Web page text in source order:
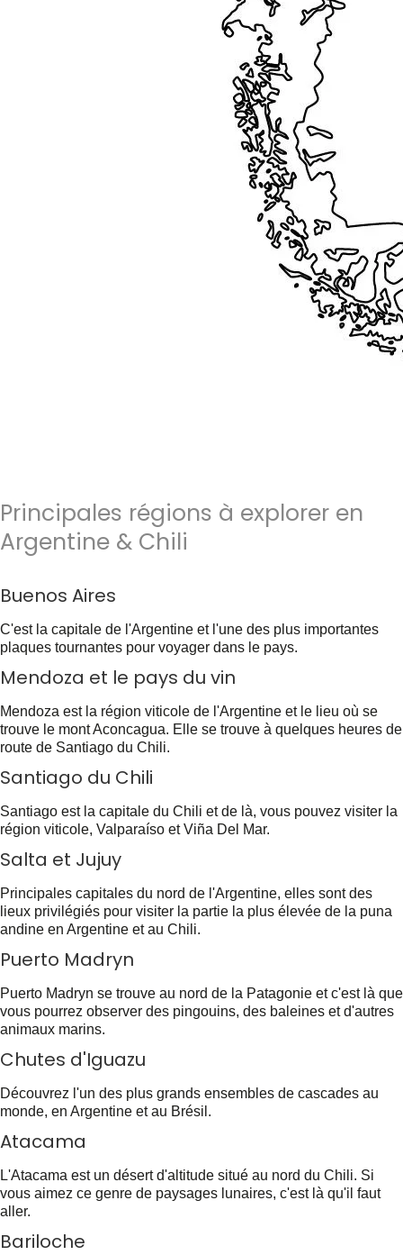
Principales régions à explorer en
Argentine & Chili
Buenos Aires
C'est la capitale de l'Argentine et l'une des plus importantes
plaques tournantes pour voyager dans le pays.
Mendoza et le pays du vin
Mendoza est la région viticole de l'Argentine et le lieu où se
trouve le mont Aconcagua. Elle se trouve à quelques heures de
route de Santiago du Chili.
Santiago du Chili
Santiago est la capitale du Chili et de là, vous pouvez visiter la
région viticole, Valparaíso et Viña Del Mar.
Salta et Jujuy
Principales capitales du nord de l'Argentine, elles sont des
lieux privilégiés pour visiter la partie la plus élevée de la puna
andine en Argentine et au Chili.
Puerto Madryn
Puerto Madryn se trouve au nord de la Patagonie et c'est là que
vous pourrez observer des pingouins, des baleines et d'autres
animaux marins.
Chutes d'Iguazu
Découvrez l'un des plus grands ensembles de cascades au
monde, en Argentine et au Brésil.
Atacama
L'Atacama est un désert d'altitude situé au nord du Chili. Si
vous aimez ce genre de paysages lunaires, c'est là qu'il faut
aller.
Bariloche